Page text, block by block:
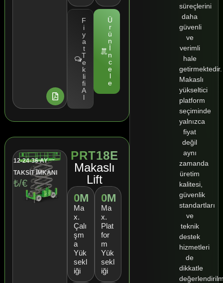
F
i
y
a
t
T
e
k
li
fi
A
l
Ü
r
ü
n
İ
n
c
e
l
e
12-24-36 AY
TAKSİT İMKANI
₺/€
PRT18E
Makaslı
Lift
0M
Ma
x.
Çalı
şm
a
Yük
sekl
iği
0M
Ma
x.
Plat
for
m
Yük
sekl
iği
süreçlerini
daha
güvenli
ve
verimli
hale
getirmektedir.
Makaslı
yükseltici
platform
seçiminde
yalnızca
fiyat
değil
aynı
zamanda
üretim
kalitesi,
güvenlik
standartları
ve
teknik
destek
hizmetleri
de
dikkatle